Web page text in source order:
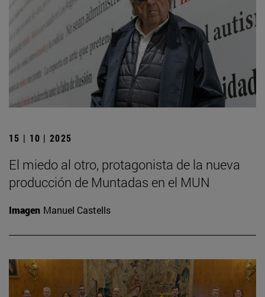
15 | 10 | 2025
El miedo al otro, protagonista de la nueva
producción de Muntadas en el MUN
Imagen Manuel Castells